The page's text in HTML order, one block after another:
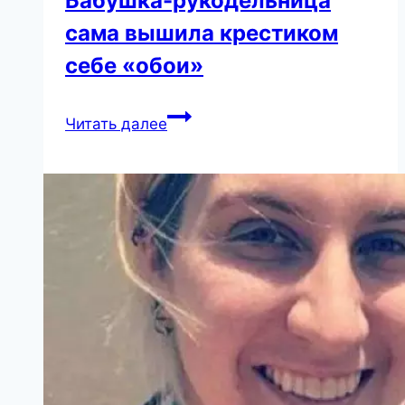
сама вышила крестиком
себе «обои»
Читать далееБабушка-
вышила
крестиком
себе
«обои»